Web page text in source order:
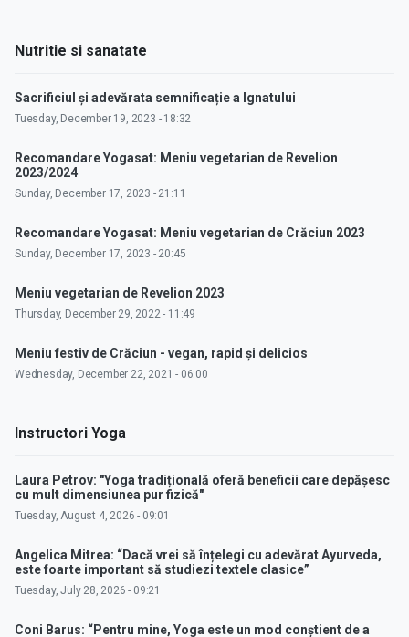
Nutritie si sanatate
Sacrificiul și adevărata semnificație a Ignatului
Tuesday, December 19, 2023 - 18:32
Recomandare Yogasat: Meniu vegetarian de Revelion
2023/2024
Sunday, December 17, 2023 - 21:11
Recomandare Yogasat: Meniu vegetarian de Crăciun 2023
Sunday, December 17, 2023 - 20:45
Meniu vegetarian de Revelion 2023
Thursday, December 29, 2022 - 11:49
Meniu festiv de Crăciun - vegan, rapid și delicios
Wednesday, December 22, 2021 - 06:00
Instructori Yoga
Laura Petrov: "Yoga tradițională oferă beneficii care depășesc
cu mult dimensiunea pur fizică"
Tuesday, August 4, 2026 - 09:01
Angelica Mitrea: “Dacă vrei să înțelegi cu adevărat Ayurveda,
este foarte important să studiezi textele clasice”
Tuesday, July 28, 2026 - 09:21
Coni Barus: “Pentru mine, Yoga este un mod conștient de a